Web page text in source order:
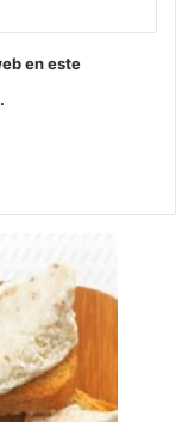
en este